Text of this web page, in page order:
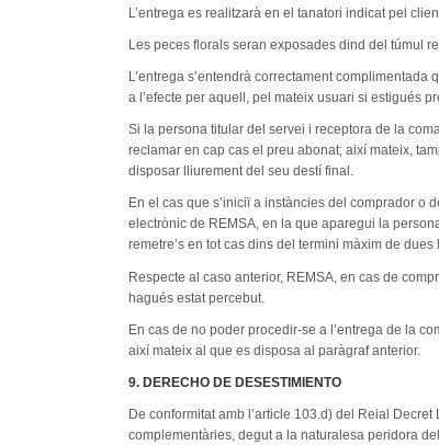
L’entrega es realitzarà en el tanatori indicat pel
Les peces florals seran exposades dind del túmul
L’entrega s’entendrà correctament
a l’efecte per aquell, pel mateix usuari si estigués
Si la persona titular del servei i receptora de la
reclamar en cap cas el preu abonat; així mateix,
disposar lliurement del seu destí final.
En el cas que s’iniciï a instàncies del comprador o
electrònic de REMSA, en la que aparegui la
remetre’s en tot cas dins del termini màxim de
Respecte al caso anterior, REMSA, en cas de
hagués estat percebut.
En cas de no poder procedir-se a l’entrega de la
així mateix al que es disposa al paràgraf anterior.
9. DERECHO DE DESESTIMIENTO
De conformitat amb l’article 103.d) del Reial
complementàries, degut a la naturalesa peridora